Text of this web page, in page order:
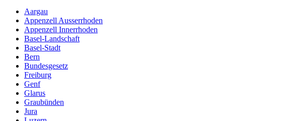
Aargau
Appenzell Ausserrhoden
Appenzell Innerrhoden
Basel-Landschaft
Basel-Stadt
Bern
Bundesgesetz
Freiburg
Genf
Glarus
Graubünden
Jura